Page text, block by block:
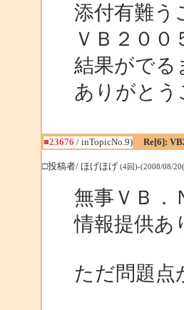
添付有難う
ＶＢ２０
結果がでる
ありがとう
■23676 / inTopicNo.9) Re[6]:
□投稿者/ ほげほげ (4回)-(2008/08/
無事ＶＢ．
情報提供あ
ただ問題点